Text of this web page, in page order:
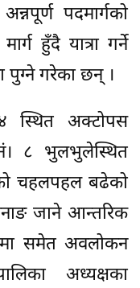
पदमार्गको
हुँदै यात्रा गर्ने
पुग्ने गरेका छन् ।
स्थित अक्टोपस
८ भुलभुलेस्थित
चहलपहल बढेको
जाने आन्तरिक
समेत अवलोकन
अध्यक्षका